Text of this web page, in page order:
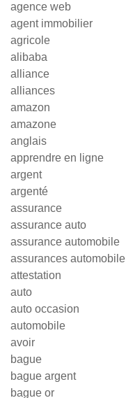
agence web
agent immobilier
agricole
alibaba
alliance
alliances
amazon
amazone
anglais
apprendre en ligne
argent
argenté
assurance
assurance auto
assurance automobile
assurances automobile
attestation
auto
auto occasion
automobile
avoir
bague
bague argent
bague or